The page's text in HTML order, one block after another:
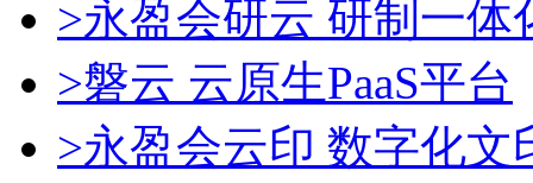
>永盈会研云 研制一
>磐云 云原生PaaS平台
>永盈会云印 数字化文